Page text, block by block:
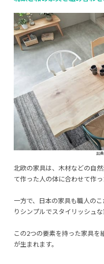
出典
北欧の家具は、木材などの自
て作った人の体に合わせて作
一方で、日本の家具も職人の
りシンプルでスタイリッシュな
この2つの要素を持った家具を
が生まれます。